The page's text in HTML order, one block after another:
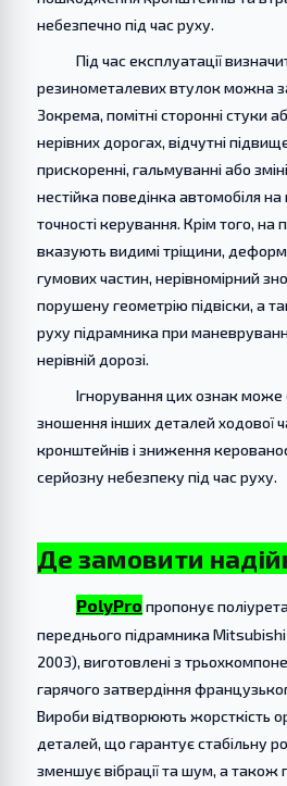
небезпечно під час руху.
Під час експлуатації
резинометалевих втулок можна
Зокрема, помітні сторонні стуки
нерівних дорогах, відчутні
прискоренні, гальмуванні або
нестійка поведінка автомобіля
точності керування. Крім того,
вказують видимі тріщини,
гумових частин, нерівномірний
порушену геометрію підвіски, а
руху підрамника при
нерівній дорозі.
Ігнорування цих ознак може
зношення інших деталей ходової
кронштейнів і зниження
серйозну небезпеку під час руху.
Де замовити
PolyPro пропонує
переднього підрамника
2003), виготовлені з
гарячого затвердіння
Вироби відтворюють жорсткість
деталей, що гарантує стабільну
зменшує вібрації та шум, а